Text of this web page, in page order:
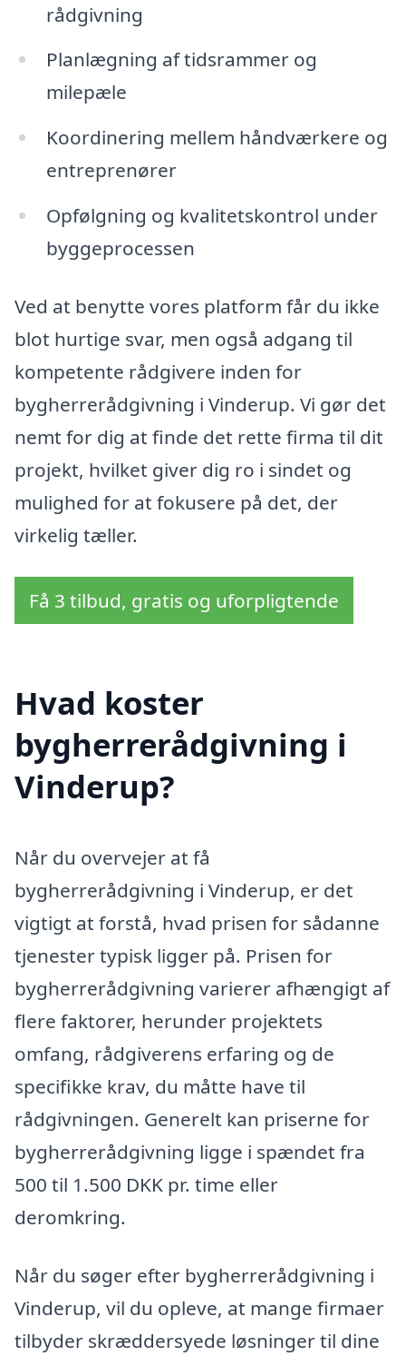
rådgivning
Planlægning af tidsrammer og
milepæle
Koordinering mellem håndværkere og
entreprenører
Opfølgning og kvalitetskontrol under
byggeprocessen
Ved at benytte vores platform får du ikke
blot hurtige svar, men også adgang til
kompetente rådgivere inden for
bygherrerådgivning i Vinderup. Vi gør det
nemt for dig at finde det rette firma til dit
projekt, hvilket giver dig ro i sindet og
mulighed for at fokusere på det, der
virkelig tæller.
Få 3 tilbud, gratis og uforpligtende
Hvad koster
bygherrerådgivning i
Vinderup?
Når du overvejer at få
bygherrerådgivning i Vinderup, er det
vigtigt at forstå, hvad prisen for sådanne
tjenester typisk ligger på. Prisen for
bygherrerådgivning varierer afhængigt af
flere faktorer, herunder projektets
omfang, rådgiverens erfaring og de
specifikke krav, du måtte have til
rådgivningen. Generelt kan priserne for
bygherrerådgivning ligge i spændet fra
500 til 1.500 DKK pr. time eller
deromkring.
Når du søger efter bygherrerådgivning i
Vinderup, vil du opleve, at mange firmaer
tilbyder skræddersyede løsninger til dine